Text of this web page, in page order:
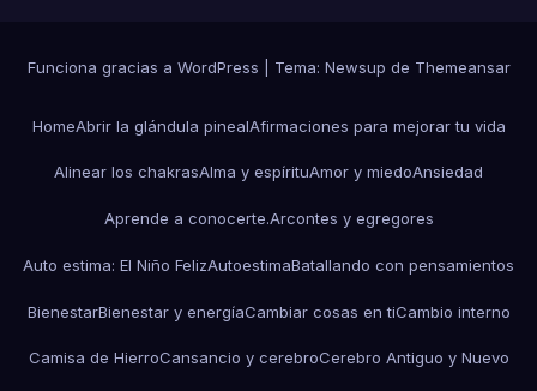
Funciona gracias a WordPress Tema: Newsup de Themeansar
HomeAbrir la glándula pinealAfirmaciones para mejorar tu vida
Alinear los chakrasAlma y espírituAmor y miedoAnsiedad
Aprende a conocerte.Arcontes y egregores
Auto estima: El Niño FelizAutoestimaBatallando con pensamientos
BienestarBienestar y energíaCambiar cosas en tiCambio interno
Camisa de HierroCansancio y cerebroCerebro Antiguo y Nuevo